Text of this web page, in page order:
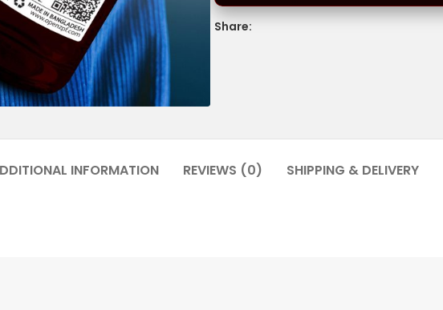
Share:
INFORMATION REVIEWS (0) SHIPPING & DELIVERY